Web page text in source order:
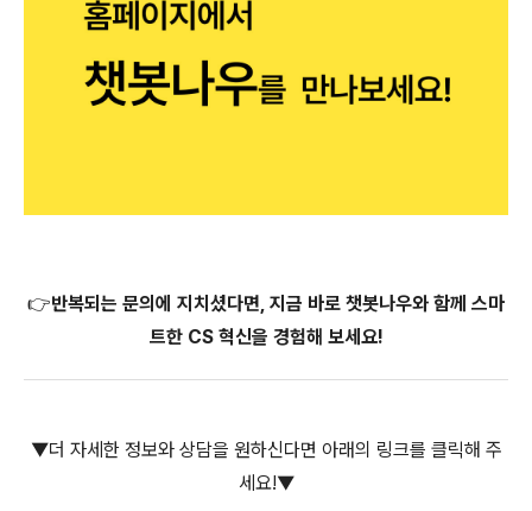
👉반복되는 문의에 지치셨다면, 지금 바로 챗봇나우와 함께 스마
트한 CS 혁신을 경험해 보세요!
▼더 자세한 정보와 상담을 원하신다면 아래의 링크를 클릭해 주
세요!▼